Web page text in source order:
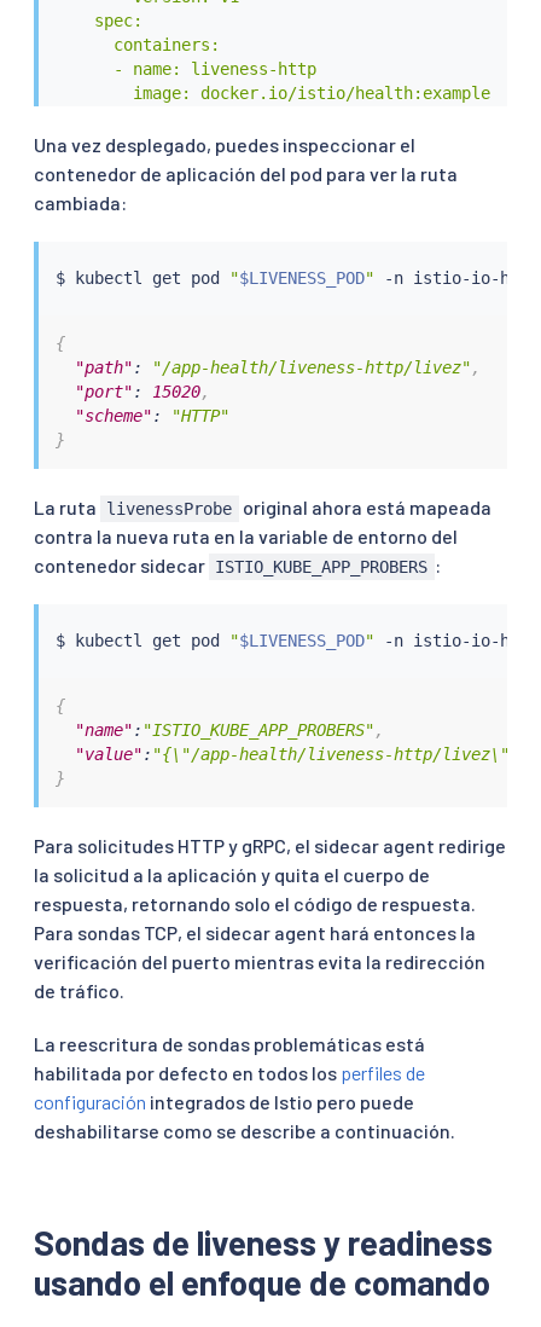
    spec:
      containers:
      - name: liveness-http
        image: docker.io/istio/health:example
        - containerPort: 8001
        livenessProbe:
          httpGet:
            path: /foo
          periodSeconds: 5
Una vez desplegado, puedes inspeccionar el
contenedor de aplicación del pod para ver la ruta
cambiada:
$ kubectl get pod "$LIVENESS_POD" -n istio-io-
{
"path": "/app-health/liveness-http/livez",
"port": 15020,
"scheme":
"HTTP"
}
La ruta livenessProbe
original ahora está mapeada
contra la nueva ruta en la variable de entorno del
contenedor sidecar ISTIO_KUBE_APP_PROBERS :
$ kubectl get pod "$LIVENESS_POD" -n istio-io-
{
"name": "ISTIO_KUBE_APP_PROBERS",
"value": "{\"/app-health/liveness-http/
}
Para solicitudes HTTP y gRPC, el sidecar agent redirige
la solicitud a la aplicación y quita el cuerpo de
respuesta, retornando solo el código de respuesta.
Para sondas TCP, el sidecar agent hará entonces la
verificación del puerto mientras evita la redirección
de tráfico.
La reescritura de sondas problemáticas está
habilitada por defecto en todos los perfiles de
configuración integrados de Istio pero puede
deshabilitarse como se describe a continuación.
Sondas de liveness y readiness
usando el enfoque de comando